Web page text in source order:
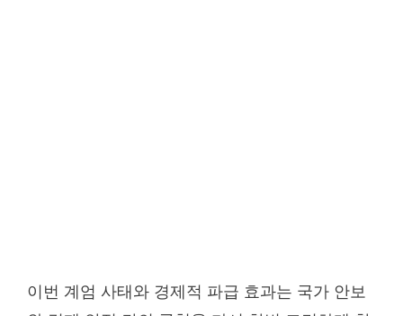
이번 계엄 사태와 경제적 파급 효과는 국가 안보